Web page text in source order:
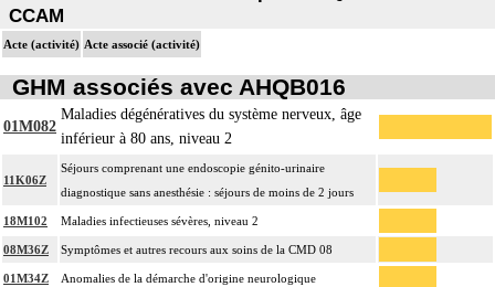
CCAM
Acte (activité) Acte associé (activité)
GHM associés avec AHQB016
01M082
Maladies dégénératives du système nerveux, âge
inférieur à 80 ans, niveau 2
11K06Z
Séjours comprenant une endoscopie génito-urinaire
diagnostique sans anesthésie : séjours de moins de 2 jours
18M102 Maladies infectieuses sévères, niveau 2
08M36Z Symptômes et autres recours aux soins de la CMD 08
01M34Z Anomalies de la démarche d'origine neurologique